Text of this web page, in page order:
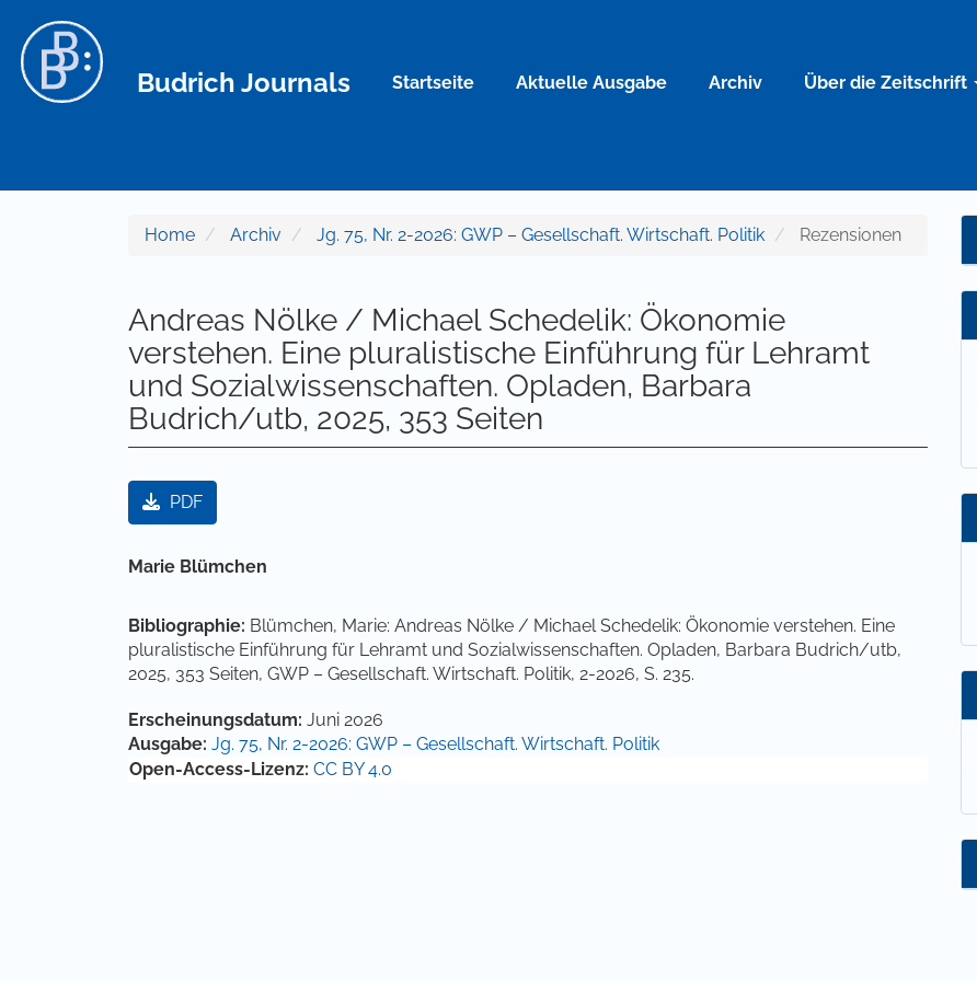
Hauptinhalt
Sidebar
Budrich Journals Startseite Aktuelle Ausgabe Archiv Über die Zeitschrift
Home Archiv Jg. 75, Nr. 2-2026: GWP – Gesellschaft. Wirtschaft. Politik Rezensionen
Andreas Nölke / Michael Schedelik: Ökonomie
verstehen. Eine pluralistische Einführung für Lehramt
und Sozialwissenschaften. Opladen, Barbara
Budrich/utb, 2025, 353 Seiten
Artikel-Sidebar
PDF
Hauptsächlicher Artikelinhalt
Marie Blümchen
Bibliographie: Blümchen, Marie: Andreas Nölke / Michael Schedelik: Ökonomie verstehen. Eine
pluralistische Einführung für Lehramt und Sozialwissenschaften. Opladen, Barbara Budrich/utb,
2025, 353 Seiten, GWP – Gesellschaft. Wirtschaft. Politik, 2-2026, S. 235.
Artikel-Details
Erscheinungsdatum: Juni 2026
Ausgabe: Jg. 75, Nr. 2-2026: GWP – Gesellschaft. Wirtschaft. Politik
Open-Access-Lizenz: CC BY 4.0